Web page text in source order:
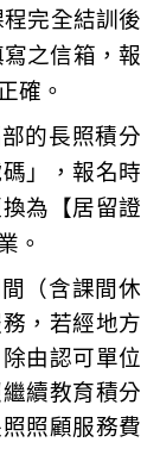
完全結訓後
之信箱， 報
確 。
部的長照積分
」，報名時
為【居留證
。
（含課間休
， 若經地方
由認可單位
續教育積分
照顧服務費